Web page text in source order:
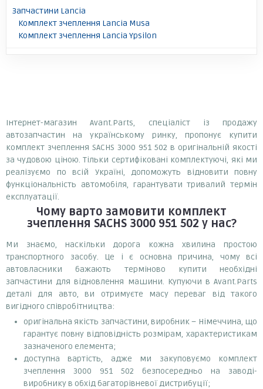
Запчастини Lancia
Комплект зчеплення Lancia Musa
Комплект зчеплення Lancia Ypsilon
Інтернет-магазин Avant.Parts, спеціаліст із продажу
автозапчастин на українському ринку, пропонує купити
комплект зчеплення SACHS 3000 951 502 в оригінальній якості
за чудовою ціною. Тільки сертифіковані комплектуючі, які ми
реалізуємо по всій Україні, допоможуть відновити повну
функціональність автомобіля, гарантувати тривалий термін
експлуатації.
Чому варто замовити комплект
зчеплення SACHS 3000 951 502 у нас?
Ми знаємо, наскільки дорога кожна хвилина простою
транспортного засобу. Це і є основна причина, чому всі
автовласники бажають терміново купити необхідні
запчастини для відновлення машини. Купуючи в Avant.Parts
деталі для авто, ви отримуєте масу переваг від такого
вигідного співробітництва:
оригінальна якість запчастини, виробник – Німеччина, що
гарантує повну відповідність розмірам, характеристикам
зазначеного елемента;
доступна вартість, адже ми закуповуємо комплект
зчеплення 3000 951 502 безпосередньо на заводі-
виробнику в обхід багаторівневої дистрибуції;